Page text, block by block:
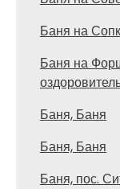
Баня на
Баня на
Баня, Баня
Баня, Баня
Баня, пос.